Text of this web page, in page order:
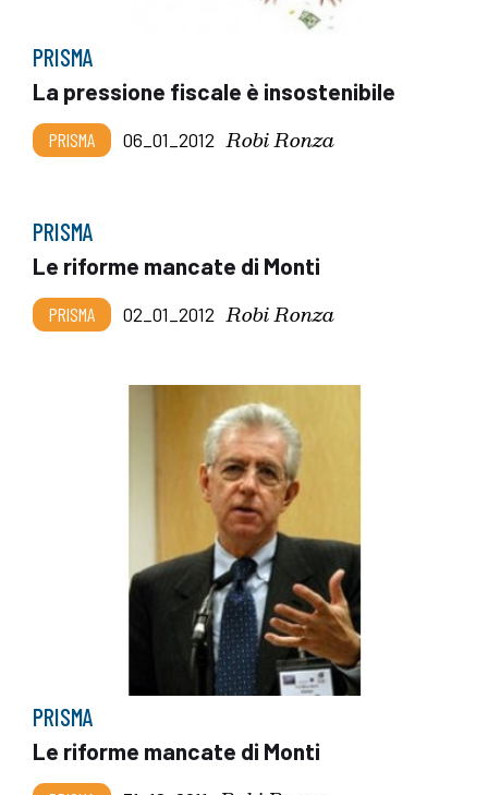
PRISMA
La pressione fiscale è insostenibile
PRISMA 06_01_2012 Robi Ronza
PRISMA
Le riforme mancate di Monti
PRISMA 02_01_2012 Robi Ronza
PRISMA
Le riforme mancate di Monti